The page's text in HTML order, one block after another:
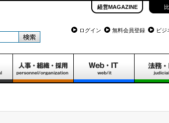
経営MAGAZINE
ログイン 無料会員登録 ビジ